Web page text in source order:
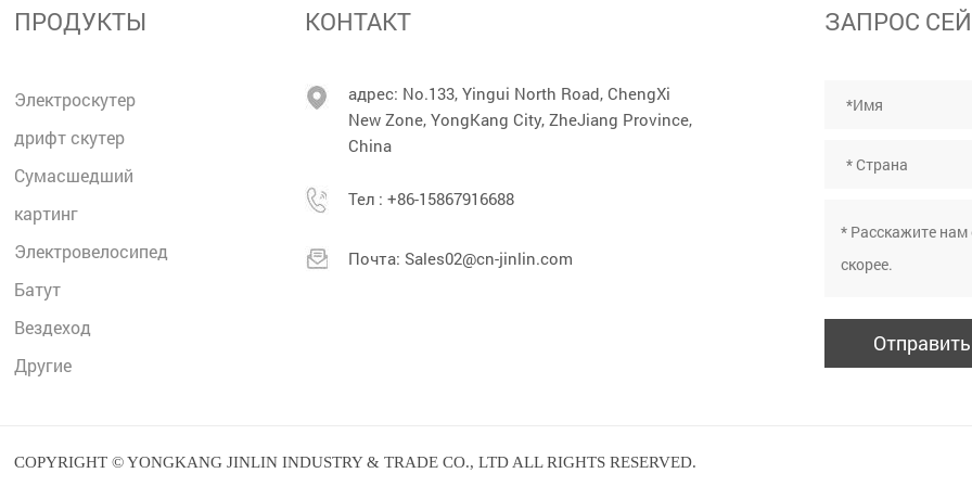
ПРОДУКТЫ
Электроскутер
дрифт скутер
Сумасшедший
картинг
Электровелосипед
Батут
Bездеход
Другие
КОНТАКТ
адрес: No.133, Yingui North Road, ChengXi
New Zone, YongKang City, ZheJiang Province,
China
Тел :+86-15867916688
Почта:Sales02@cn-jinlin.com
ЗАПРОС
COPYRIGHT © YONGKANG JINLIN INDUSTRY & TRADE CO., LTD ALL RIGHTS RESERVED.